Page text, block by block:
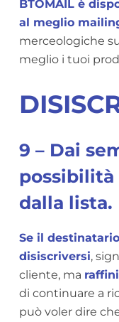
BTOMAIL è
al meglio
merceologiche
meglio i tuoi
9 – Dai
dalla lista.
Se il
disiscriversi,
cliente, ma
di continuare a
può voler dire